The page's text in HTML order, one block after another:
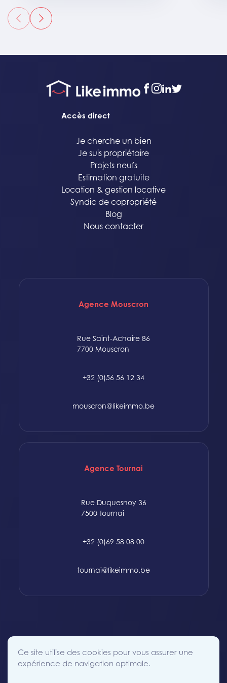
précédent
suivant
facebook
instagram
linkedin
twitter
Accès direct
Je cherche un bien
Je suis propriétaire
Projets neufs
Estimation gratuite
Location & gestion locative
Syndic de copropriété
Blog
Nous contacter
Agence Mouscron
Rue Saint-Achaire 86
7700 Mouscron
+32 (0)56 56 12 34
mouscron@likeimmo.be
Agence Tournai
Rue Duquesnoy 36
7500 Tournai
+32 (0)69 58 08 00
tournai@likeimmo.be
Politique des CookiesConditions générales
Ce site utilise des cookies pour vous assurer une
expérience de navigation optimale.